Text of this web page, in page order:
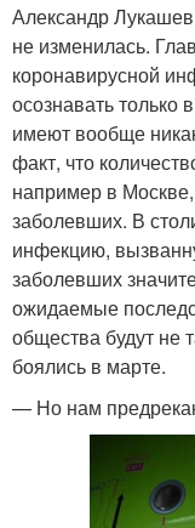
Александр
не изменилась.
коронавирусной
осознавать только
имеют вообще
факт, что
например в
заболевших. В
инфекцию,
заболевших
ожидаемые
общества будут не
боялись в марте.
— Но нам